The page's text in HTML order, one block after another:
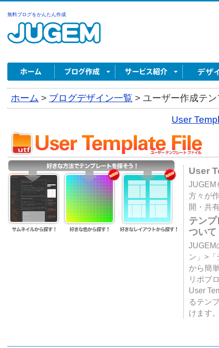
無料ブログをかんたん作成
ホーム > ブログデザイン一覧 > ユーザー作成テ
User
User
JUGEM
方々が
開・共
テン
ついて
JUGEM
ン」>
から簡
リポブ
User
るテン
けます